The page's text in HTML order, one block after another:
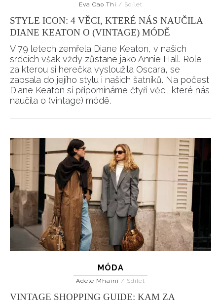
Eva Cao Thi / Sdílet
STYLE ICON: 4 VĚCI, KTERÉ NÁS NAUČILA
DIANE KEATON O (VINTAGE) MÓDĚ
V 79 letech zemřela Diane Keaton, v našich
srdcích však vždy zůstane jako Annie Hall. Role,
za kterou si herečka vysloužila Oscara, se
zapsala do jejího stylu i našich šatníků. Na počest
Diane Keaton si připomínáme čtyři věci, které nás
naučila o (vintage) módě.
MÓDA
Adele Mhaini / Sdílet
VINTAGE SHOPPING GUIDE: KAM ZA